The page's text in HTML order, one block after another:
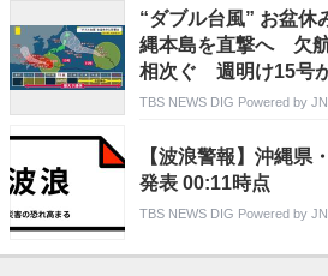
“ダブル台風” お盆休
縄本島を直撃へ 欠
相次ぐ 週明け15号
【news23】
TBS NEWS DIG Powered by
【波浪警報】沖縄県
発表 00:11時点
TBS NEWS DIG Powered by